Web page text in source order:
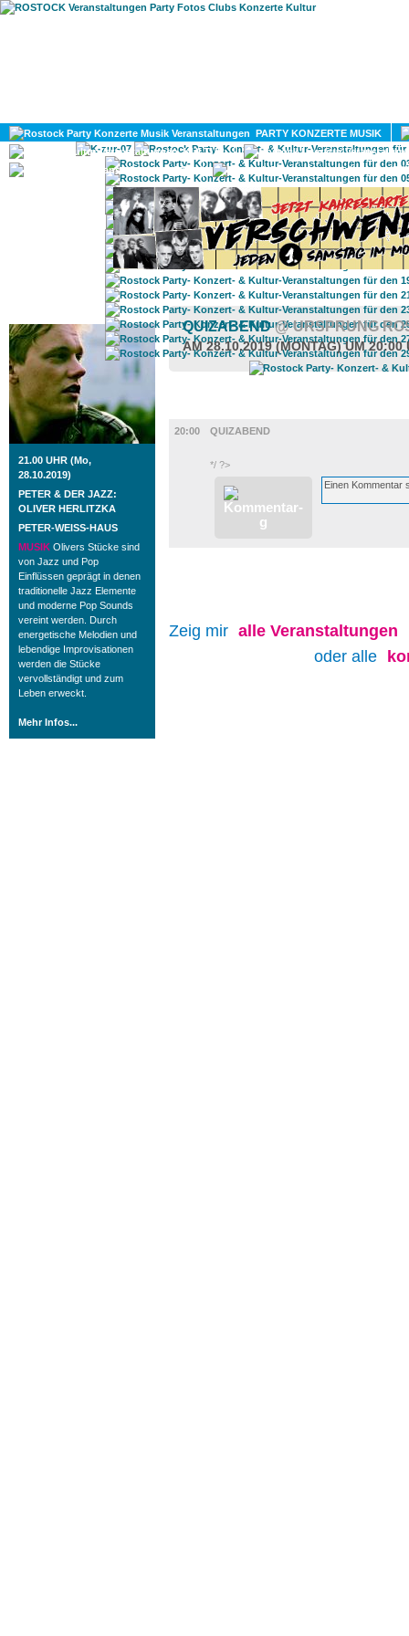
PARTY KONZERTE MUSIK
KULTUR
GAY
ROSTOCK TAGESTIPP
21.00 UHR (Mo,
28.10.2019)
PETER & DER JAZZ:
OLIVER HERLITZKA
PETER-WEISS-HAUS
MUSIK Olivers Stücke sind
von Jazz und Pop
Einflüssen geprägt in denen
traditionelle Jazz Elemente
und moderne Pop Sounds
vereint werden. Durch
energetische Melodien und
lebendige Improvisationen
werden die Stücke
vervollständigt und zum
Leben erweckt.
Mehr Infos...
QUIZABEND@ URSPRUNG
AM 28.10.2019 (MONTAG) UM 20:00
20:00
QUIZABEND
*/ ?>
Zeig mir alle Veranstaltungen
oder alle